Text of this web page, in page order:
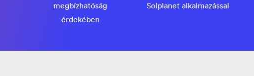
megbízhatóság
érdekében
Solplanet alkalmazással